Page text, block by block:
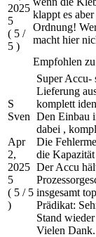
2025
5
( 5 /
5 )
klappt es
Ordnung!
macht hier
Empfohlen
S
Sven
Apr
2,
2025
5
( 5 / 5
)
Super Accu-
Lieferung
komplett
Den Einbau
dabei ,
Die
die
Der Accu
insgesamt
Prädikat:
Stand
Vielen Dank.